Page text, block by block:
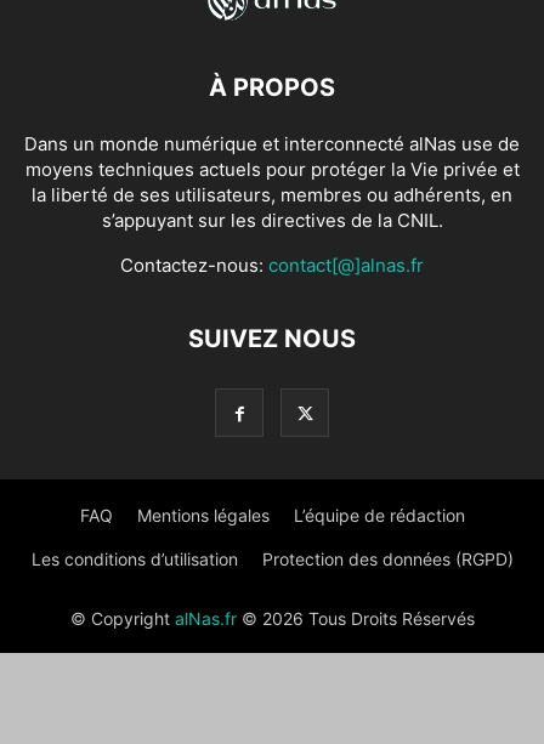
À PROPOS
Dans un monde numérique et interconnecté alNas use de
moyens techniques actuels pour protéger la Vie privée et
la liberté de ses utilisateurs, membres ou adhérents, en
s’appuyant sur les directives de la CNIL.
Contactez-nous: contact[@]alnas.fr
SUIVEZ NOUS
FAQ Mentions légales L’équipe de rédaction
Les conditions d’utilisation Protection des données (RGPD)
© Copyright alNas.fr© 2026 Tous Droits Réservés